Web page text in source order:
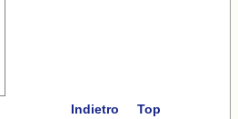
Indietro
Top